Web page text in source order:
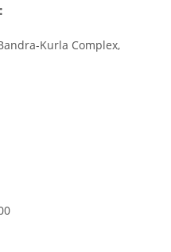
Kurla Complex,